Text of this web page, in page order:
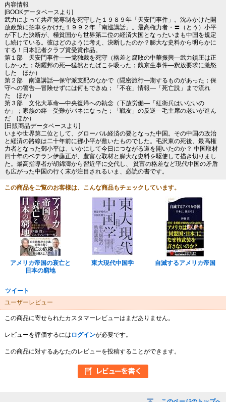
内容情報
[BOOKデータベースより]
武力によって共産党専制を死守した１９８９年「天安門事件」。沈みかけた開
放政策に拍車をかけた１９９２年「南巡講話」。最高権力者・〓（とう）小平
が下した決断が、極貧国から世界第二位の経済大国となったいまも中国を規定
し続けている。彼はどのように考え、決断したのか？膨大な史料から明らかに
する！日本記者クラブ賞受賞作品。
第１部 天安門事件―一党独裁を死守（格差と腐敗の中華振興―武力鎮圧は正
しかった；胡耀邦の死―猛然とたばこを吸った；魏京生事件―釈放要求に激怒
した ほか）
第２部 南巡講話―保守派支配のなかで（隠密旅行―期するものがあった；保
守への警告―冒険せずには何もできぬ；「不在」情報―「死亡説」まで流れ
た ほか）
第３部 文化大革命―中央復帰への執念（下放労働―「紅衛兵はいないの
か」；家族の絆―受難がバネになった；「戦友」の反逆―毛主席の老いが進ん
だ ほか）
[日販商品データベースより]
いまや世界第二位として、グローバル経済の要となった中国。その中国の政治
と経済の路線は二十年前に鄧小平が敷いたものでした。毛沢東の死後、最高権
力者となった鄧小平は、いかにして今日につながる道を開いたのか？ 中国取材
四十年のベテラン伊藤正が、豊富な取材と膨大な史料を駆使して描き切りまし
た。最高指導者が胡錦濤から習近平に交代し、 貧富の格差など現代中国の矛盾
も広がった中国の行く末が注目されるいま、必読の書です。
この商品をご覧のお客様は、こんな商品もチェックしています。
アメリカ帝国の衰亡と
日本の窮地
東大現代中国学 自滅するアメリカ帝国
ツイート
ユーザーレビュー
この商品に寄せられたカスタマーレビューはまだありません。
レビューを評価するには ログインが必要です。
この商品に対するあなたのレビューを投稿することができます。